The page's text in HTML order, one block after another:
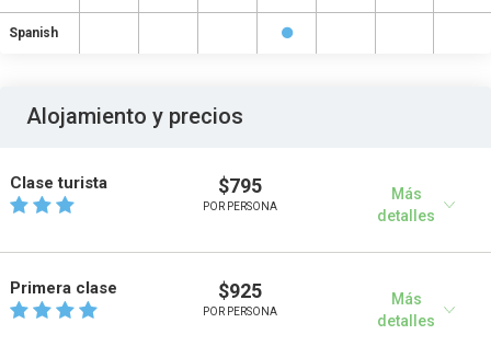
Spanish
Alojamiento y precios
Clase turista $795
POR PERSONA
Más
detalles
Primera clase $925
POR PERSONA
Más
detalles